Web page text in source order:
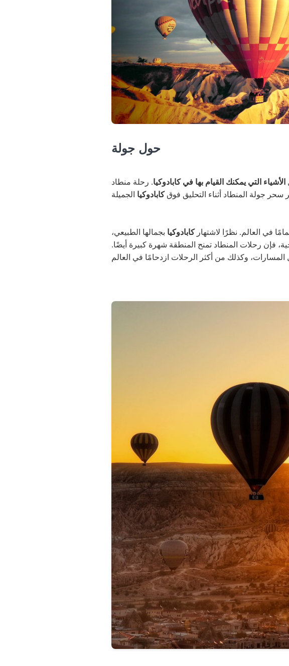
حول جولة
الأشياء التي يمكنك القيام بها في كابادوكيا. رحلة منطاد
سحر جولة المنطاد أثناء التحليق فوقكابادوكيا
في العالم. نظرًا لاشتهاركابادوكيا بجمالها الطبيعي،
فإن رحلات المنطاد تمنح المنطقة شهرة كبيرة أيضًا.